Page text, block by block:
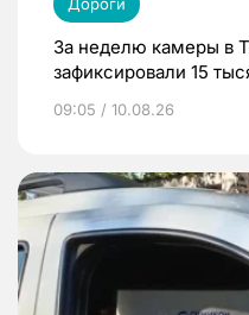
За неделю камеры в
зафиксировали 15
09:05 / 10.08.26